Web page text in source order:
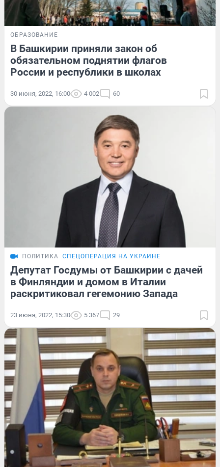
ОБРАЗОВАНИЕ
В Башкирии приняли закон об
обязательном поднятии флагов
России и республики в школах
30 июня, 2022, 16:00 4 002 60
ПОЛИТИКА СПЕЦОПЕРАЦИЯ НА УКРАИНЕ
Депутат Госдумы от Башкирии с дачей
в Финляндии и домом в Италии
раскритиковал гегемонию Запада
23 июня, 2022, 15:30 5 367 29